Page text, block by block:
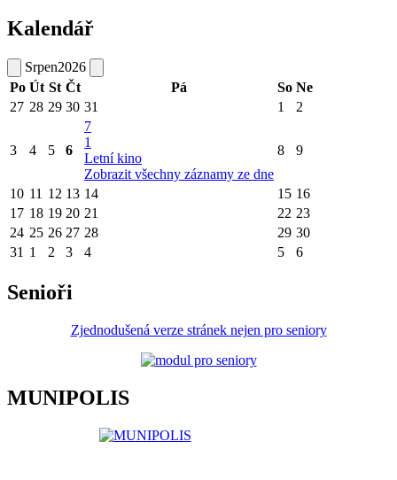
Kalendář
Srpen2026
Po Út St Čt Pá So Ne
27 28 29 30 31 1 2
3 4 5 6
7
1
Letní kino
Zobrazit všechny záznamy ze dne
8 9
10 11 12 13 14 15 16
17 18 19 20 21 22 23
24 25 26 27 28 29 30
31 1 2 3 4 5 6
Senioři
Zjednodušená verze stránek nejen pro seniory
MUNIPOLIS